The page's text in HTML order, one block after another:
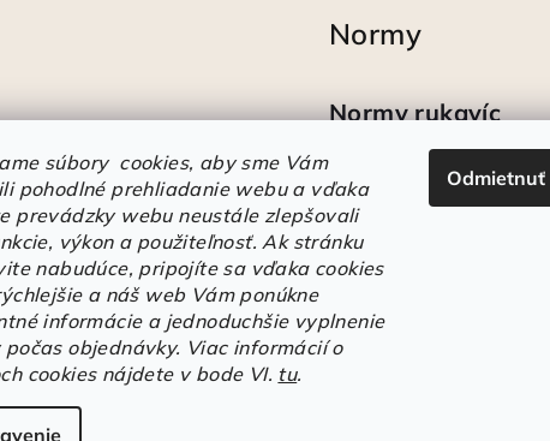
súbory cookies, aby sme Vám
pohodlné prehliadanie webu a vďaka
prevádzky webu neustále zlepšovali
výkon a použiteľnosť. Ak stránku
nabudúce, pripojíte sa vďaka cookies
a náš web Vám ponúkne
informácie a jednoduchšie vyplnenie
počas objednávky. Viac informácií o
cookies nájdete v bode VI. tu.
Odmietnuť
Normy
Normy rukavíc
Ako sa vyznať v
označeniach obuvi